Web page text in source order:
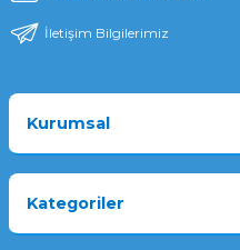
İletişim Bilgilerimiz
Kurumsal
Kategoriler